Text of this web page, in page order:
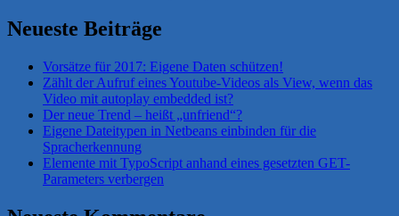
Neueste Beiträge
Vorsätze für 2017: Eigene Daten schützen!
Zählt der Aufruf eines Youtube-Videos als View, wenn das
Video mit autoplay embedded ist?
Der neue Trend – heißt „unfriend“?
Eigene Dateitypen in Netbeans einbinden für die
Spracherkennung
Elemente mit TypoScript anhand eines gesetzten GET-
Parameters verbergen